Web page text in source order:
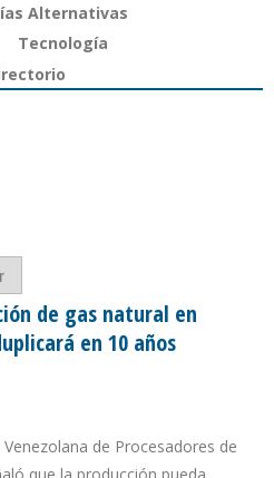
Alternativas
Tecnología
de gas natural en
en 10 años
de Procesadores de